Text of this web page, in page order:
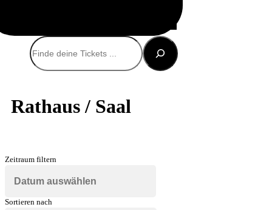
Suchen
Rathaus / Saal
Zeitraum filtern
Sortieren nach